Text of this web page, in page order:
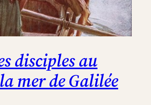
disciples au
mer de Galilée